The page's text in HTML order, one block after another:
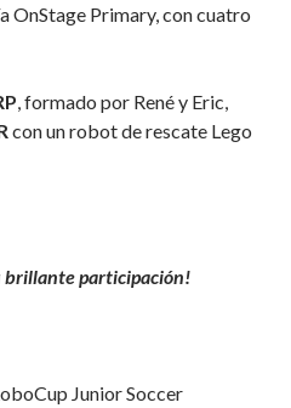
OnStage Primary, con cuatro
, formado por René y Eric,
con un robot de rescate Lego
brillante participación!
Junior Soccer